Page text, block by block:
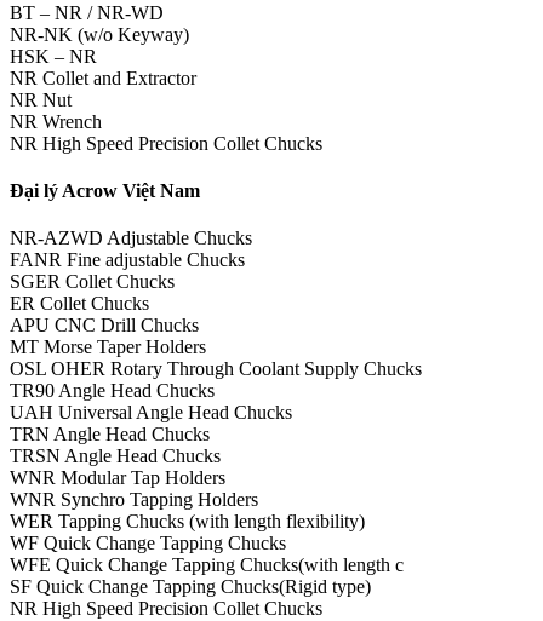
BT – NR / NR-WD
NR-NK (w/o Keyway)
HSK – NR
NR Collet and Extractor
NR Nut
NR Wrench
NR High Speed Precision Collet Chucks
Đại lý Acrow Việt Nam
NR-AZWD Adjustable Chucks
FANR Fine adjustable Chucks
SGER Collet Chucks
ER Collet Chucks
APU CNC Drill Chucks
MT Morse Taper Holders
OSL OHER Rotary Through Coolant Supply Chucks
TR90 Angle Head Chucks
UAH Universal Angle Head Chucks
TRN Angle Head Chucks
TRSN Angle Head Chucks
WNR Modular Tap Holders
WNR Synchro Tapping Holders
WER Tapping Chucks (with length flexibility)
WF Quick Change Tapping Chucks
WFE Quick Change Tapping Chucks(with length c
SF Quick Change Tapping Chucks(Rigid type)
NR High Speed Precision Collet Chucks